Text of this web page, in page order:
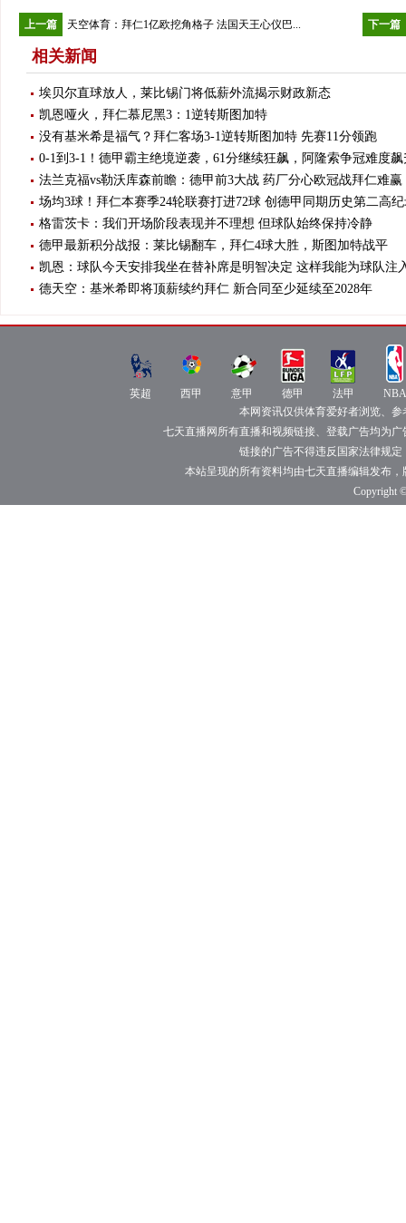
上一篇 天空体育：拜仁1亿欧挖角格子 法国天王心仪巴... 下一篇
相关新闻
埃贝尔直球放人，莱比锡门将低薪外流揭示财政新态
凯恩哑火，拜仁慕尼黑3：1逆转斯图加特
没有基米希是福气？拜仁客场3-1逆转斯图加特 先赛11分领跑
0-1到3-1！德甲霸主绝境逆袭，61分继续狂飙，阿隆索争冠难度飙
法兰克福vs勒沃库森前瞻：德甲前3大战 药厂分心欧冠战拜仁难赢
场均3球！拜仁本赛季24轮联赛打进72球 创德甲同期历史第二高
格雷茨卡：我们开场阶段表现并不理想 但球队始终保持冷静
德甲最新积分战报：莱比锡翻车，拜仁4球大胜，斯图加特战平
凯恩：球队今天安排我坐在替补席是明智决定 这样我能为球队注
德天空：基米希即将顶薪续约拜仁 新合同至少延续至2028年
英
超
直
英超
西
甲
直
西甲
意
甲
直
播
意甲
德
甲
直
播
德甲
法
甲
直
播
法甲
NBA
直
播
NBA
本网资讯仅供体育爱好者浏览、
七天直播网所有直播和视频链接、登载广告均为
链接的广告不得违反国家法律规
本站呈现的所有资料均由七天直播编辑发布
Copyright